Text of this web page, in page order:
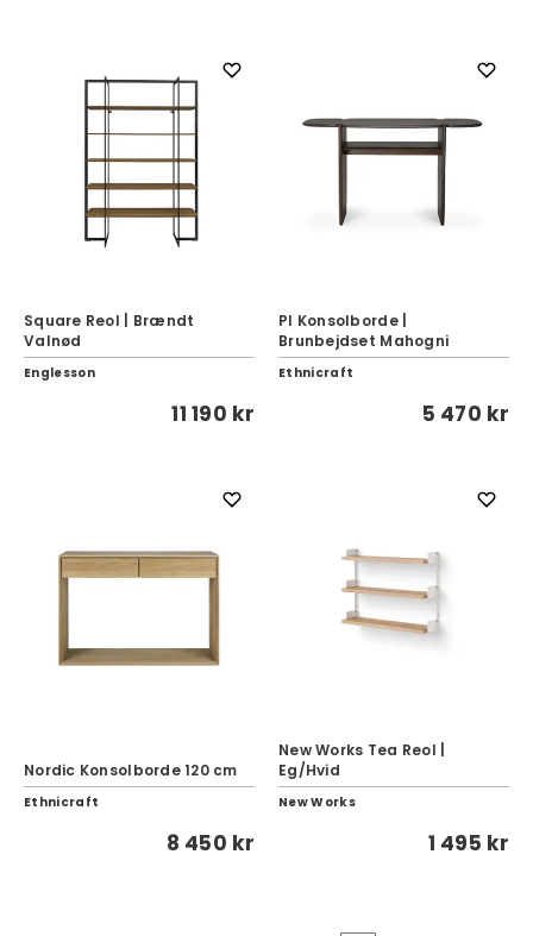
Square Reol | Brændt
Valnød
Englesson
11 190 kr
PI Konsolborde |
Brunbejdset Mahogni
Ethnicraft
5 470 kr
Nordic Konsolborde 120 cm
Ethnicraft
8 450 kr
New Works Tea Reol |
Eg/Hvid
New Works
1 495 kr